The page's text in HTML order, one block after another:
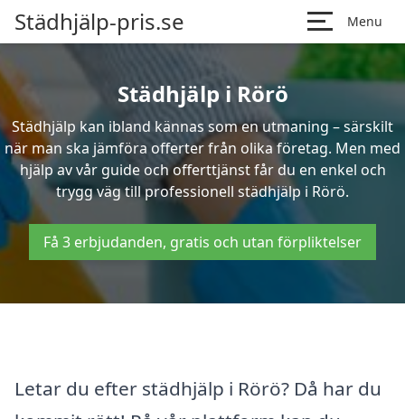
Städhjälp-pris.se Menu
Städhjälp i Rörö
Städhjälp kan ibland kännas som en utmaning – särskilt
när man ska jämföra offerter från olika företag. Men med
hjälp av vår guide och offerttjänst får du en enkel och
trygg väg till professionell städhjälp i Rörö.
Få 3 erbjudanden, gratis och utan förpliktelser
Letar du efter städhjälp i Rörö? Då har du